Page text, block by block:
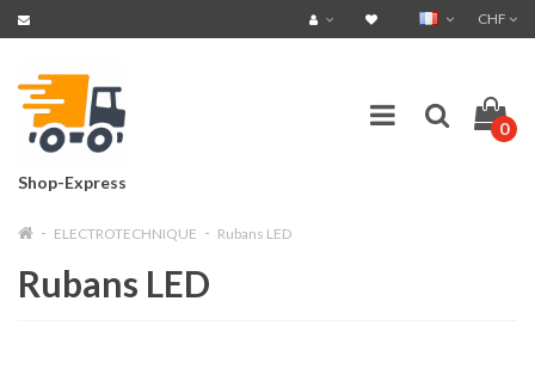
CHF
Shop-Express
0
ELECTROTECHNIQUE Rubans LED
Rubans LED